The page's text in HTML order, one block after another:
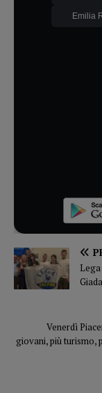
Emilia
Venerdì
giovani, più turismo,